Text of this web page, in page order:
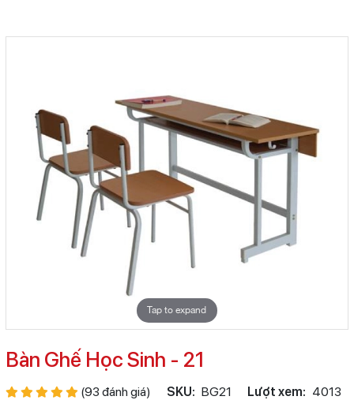
Tap to expand
Bàn Ghế Học Sinh - 21
(93 đánh giá) SKU: BG21 Lượt xem: 4013